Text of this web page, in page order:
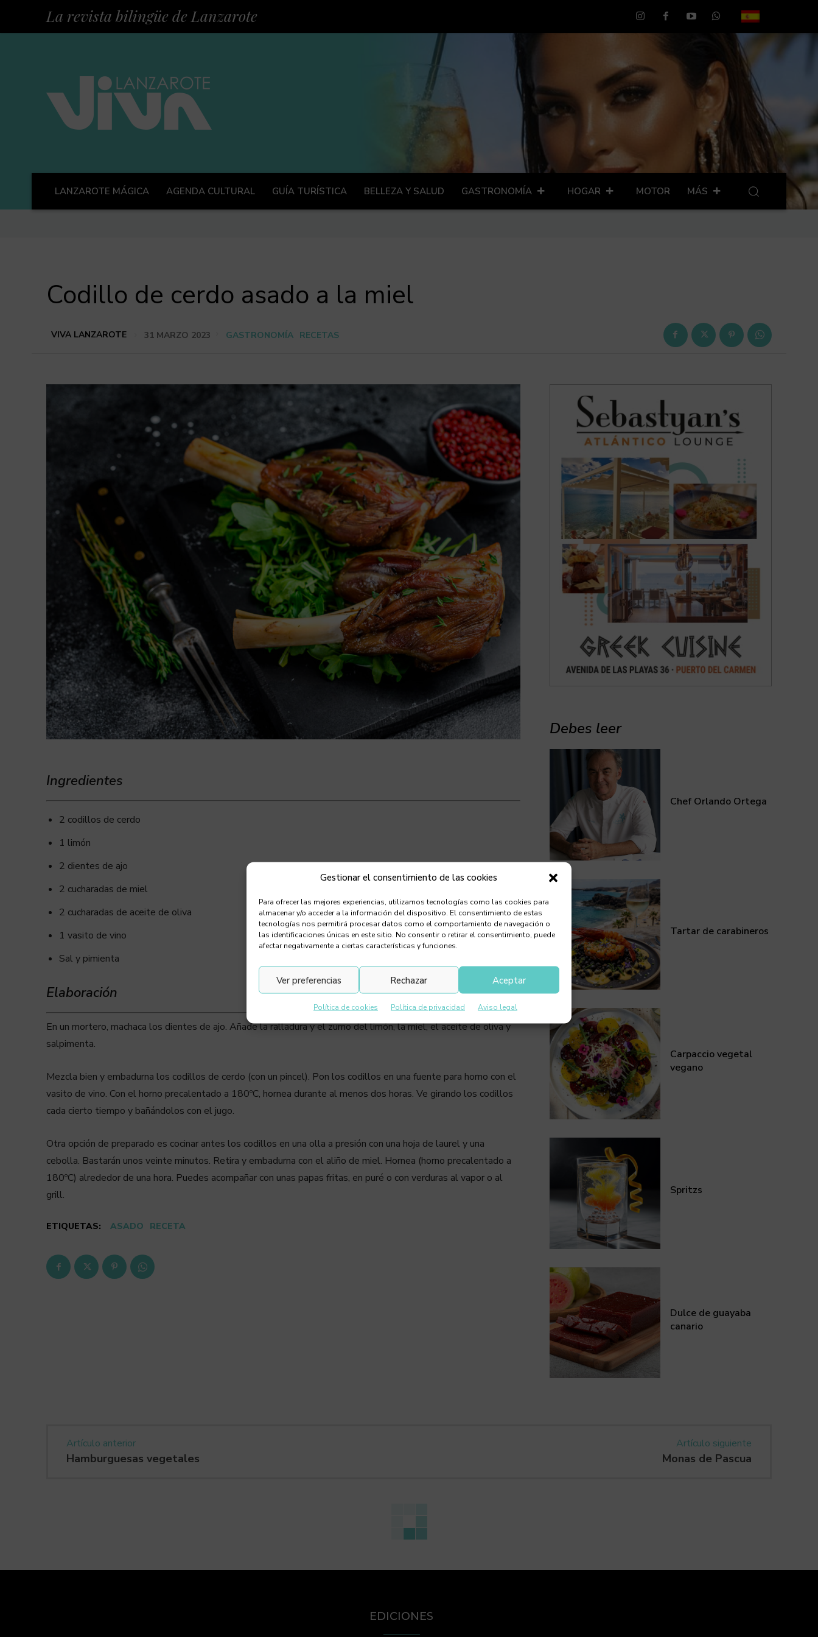
Gestionar el consentimiento de las cookies
Para ofrecer las mejores experiencias, utilizamos tecnologías como las cookies para
almacenar y/o acceder a la información del dispositivo. El consentimiento de estas
tecnologías nos permitirá procesar datos como el comportamiento de navegación o
las identificaciones únicas en este sitio. No consentir o retirar el consentimiento, puede
afectar negativamente a ciertas características y funciones.
Aceptar
Rechazar
Ver preferencias
Política de cookies Política de privacidad Aviso legal
La revista bilingüe de Lanzarote
LANZAROTE MÁGICA AGENDA CULTURAL GUÍA TURÍSTICA BELLEZA Y SALUD GASTRONOMÍA HOGAR MOTOR MÁS
Codillo de cerdo asado a la miel
VIVA LANZAROTE 31 MARZO 2023 GASTRONOMÍA RECETAS
Ingredientes
2 codillos de cerdo
1 limón
2 dientes de ajo
2 cucharadas de miel
2 cucharadas de aceite de oliva
1 vasito de vino
Sal y pimienta
Elaboración
En un mortero, machaca los dientes de ajo. Añade la ralladura y el zumo del limón, la miel, el aceite de oliva y
salpimenta.
Mezcla bien y embadurna los codillos de cerdo (con un pincel). Pon los codillos en una fuente para horno con el
vasito de vino. Con el horno precalentado a 180ºC, hornea durante al menos dos horas. Ve girando los codillos
cada cierto tiempo y bañándolos con el jugo.
Otra opción de preparado es cocinar antes los codillos en una olla a presión con una hoja de laurel y una
cebolla. Bastarán unos veinte minutos. Retira y embadurna con el aliño de miel. Hornea (horno precalentado a
180ºC) alrededor de una hora. Puedes acompañar con unas papas fritas, en puré o con verduras al vapor o al
grill.
ETIQUETAS: ASADO RECETA
Debes leer
Chef Orlando Ortega
Tartar de carabineros
Carpaccio vegetal
vegano
Spritzs
Dulce de guayaba
canario
Artículo anterior
Hamburguesas vegetales
Artículo siguiente
Monas de Pascua
EDICIONES